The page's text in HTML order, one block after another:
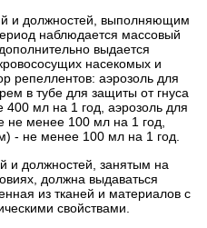
и должностей, выполняющим
наблюдается массовый
выдается
насекомых и
репеллентов: аэрозоль для
в тубе для защиты от гнуса
мл на 1 год, аэрозоль для
не менее 100 мл на 1 год,
- не менее 100 мл на 1 год.
и должностей, занятым на
должна выдаваться
из тканей и материалов с
свойствами.